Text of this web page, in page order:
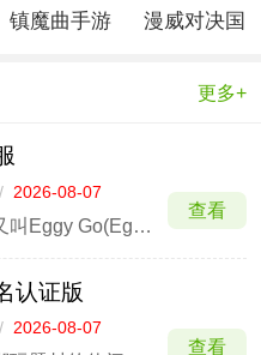
镇魔曲手游
漫威对决国
更多+
/ 2026-08-07
蛋仔派对先锋服又叫Eggy Go(Eggy Party)，是一款玩法规则简单的轻竞技休闲游戏，丰富的内容更新才能带来更多的趣味性，而这次带来的也正是游戏的先行服版本，玩家可以率先可以体验最新上线的游戏内容，像从公测时候所拥有的40余个关卡，到现在的100多余个关卡和模式，玩
查看
认证版
/ 2026-08-07
查看